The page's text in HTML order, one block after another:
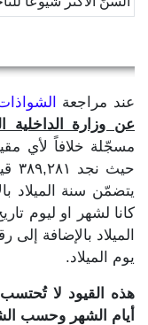
عند مراجعة
عن وزارة الداخلية
مسجّلة خلافاً لأي
يتضمّن سنة الميلاد
الميلاد بالإضافة
يوم الميلاد.
هذه القيود لا
أيام الشهر وحسب